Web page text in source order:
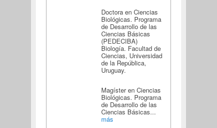
Doctora en Ciencias
Biológicas. Programa
de Desarrollo de las
Ciencias Básicas
(PEDECIBA)
Biología. Facultad de
Ciencias, Universidad
de la República,
Uruguay.
Magíster en Ciencias
Biológicas. Programa
de Desarrollo de las
Ciencias Básicas...
más